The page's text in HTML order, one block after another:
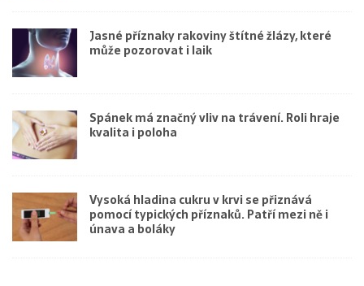
Jasné příznaky rakoviny štítné žlázy, které
může pozorovat i laik
Spánek má značný vliv na trávení. Roli hraje
kvalita i poloha
Vysoká hladina cukru v krvi se přiznává
pomocí typických příznaků. Patří mezi ně i
únava a boláky